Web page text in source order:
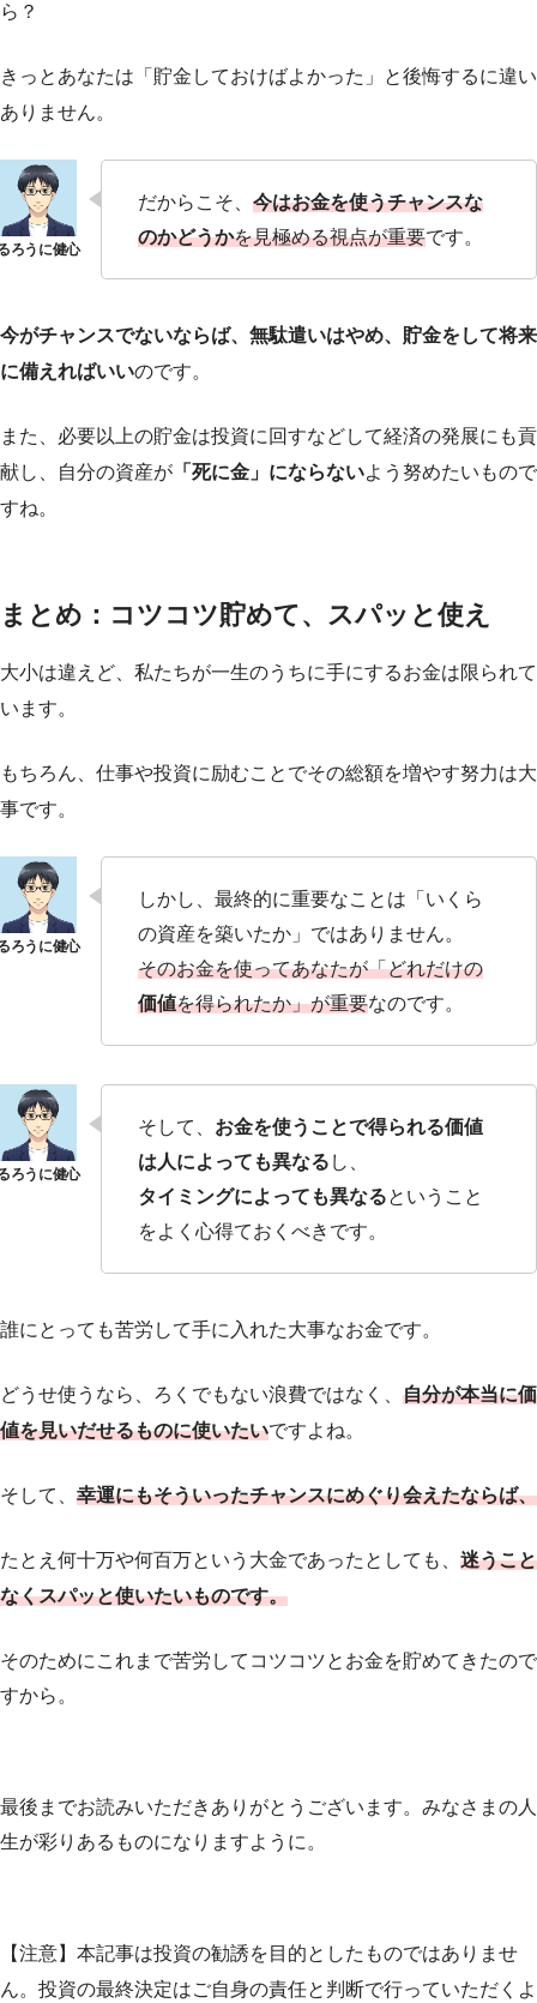
ら？
きっとあなたは「貯金しておけばよかった」と後悔するに違い
ありません。
だからこそ、 今はお金を使うチャンスな
のかどうかを見極める視点が重要です。
今がチャンスでないならば、無駄遣いはやめ、貯金をして将来
に備えればいいのです。
また、必要以上の貯金は投資に回すなどして経済の発展にも貢
献し、自分の資産が 「死に金」にならないよう努めたいもので
すね。
まとめ：コツコツ貯めて、スパッと使え
大小は違えど、私たちが一生のうちに手にするお金は限られて
います。
もちろん、仕事や投資に励むことでその総額を増やす努力は大
事です。
しかし、最終的に重要なことは「いくら
の資産を築いたか」ではありません。
そのお金を使ってあなたが「どれだけの
価値を得られたか」が重要なのです。
そして、 お金を使うことで得られる価値
は人によっても異なる し、
タイミングによっても異なるということ
をよく心得ておくべきです。
誰にとっても苦労して手に入れた大事なお金です。
どうせ使うなら、ろくでもない浪費ではなく、 自分が本当に価
値を見いだせるものに使いたいですよね。
そして、 幸運にもそういったチャンスにめぐり会えたならば、
たとえ何十万や何百万という大金であったとしても、 迷うこと
なくスパッと使いたいものです。
そのためにこれまで苦労してコツコツとお金を貯めてきたので
すから。
最後までお読みいただきありがとうございます。みなさまの人
生が彩りあるものになりますように。
【注意】本記事は投資の勧誘を目的としたものではありませ
ん。投資の最終決定はご自身の責任と判断で行っていただくよ